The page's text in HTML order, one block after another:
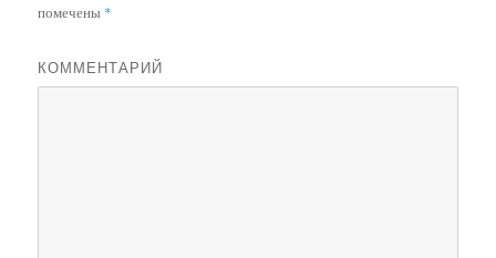
помечены *
КОММЕНТАРИЙ